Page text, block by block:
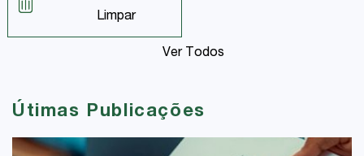
Limpar
Ver Todos
Útimas Publicações